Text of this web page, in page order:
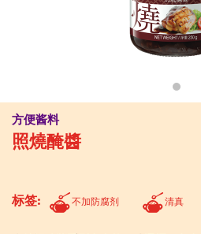
方便酱料
照燒醃醬
标签: 不加防腐剂 清真